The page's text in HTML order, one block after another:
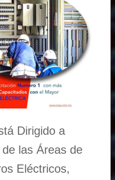
Dirigido a
las Áreas de
Eléctricos,